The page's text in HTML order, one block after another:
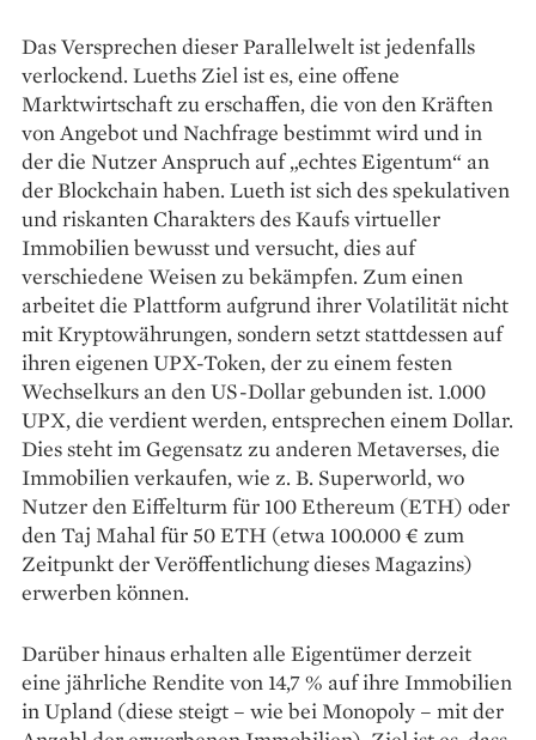
Das Versprechen dieser Parallelwelt ist jedenfalls
verlockend. Lueths Ziel ist es, eine offene
Marktwirtschaft zu erschaffen, die von den Kräften
von Angebot und Nachfrage bestimmt wird und in
der die Nutzer Anspruch auf „echtes Eigentum“ an
der Blockchain haben. Lueth ist sich des spekulativen
und riskanten Charakters des Kaufs virtueller
Immobilien bewusst und versucht, dies auf
verschiedene Weisen zu bekämpfen. Zum einen
arbeitet die Plattform aufgrund ihrer Volatilität nicht
mit Kryptowährungen, sondern setzt stattdessen auf
ihren eigenen UPX-Token, der zu einem festen
Wechselkurs an den US-Dollar gebunden ist. 1.000
UPX, die verdient werden, entsprechen einem Dollar.
Dies steht im Gegensatz zu anderen Metaverses, die
Immobilien verkaufen, wie z. B. Superworld, wo
Nutzer den Eiffelturm für 100 Ethereum (ETH) oder
den Taj Mahal für 50 ETH (etwa 100.000 € zum
Zeitpunkt der Veröffentlichung dieses Magazins)
erwerben können.
Darüber hinaus erhalten alle Eigentümer derzeit
eine jährliche Rendite von 14,7 % auf ihre Immobilien
in Upland (diese steigt – wie bei Monopoly – mit der